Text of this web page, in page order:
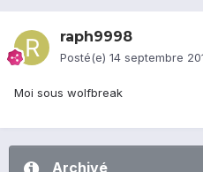
raph9998
Posté(e) 14 septembre
Moi sous wolfbreak
Archivé